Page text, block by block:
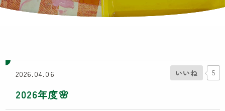
ケンパ井の頭本園・分園
ケンパのNPO活動
Lunch Trip
2026.04.06
2026年度🌸
いいね 5